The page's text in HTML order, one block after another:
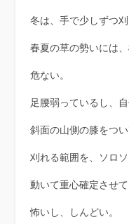
冬は、手で少しずつ刈
春夏の草の勢いには、
危ない。
足腰弱っているし、
斜面の山側の膝をつい
刈れる範囲を、ソロソ
動いて重心確定させて
怖いし、しんどい。